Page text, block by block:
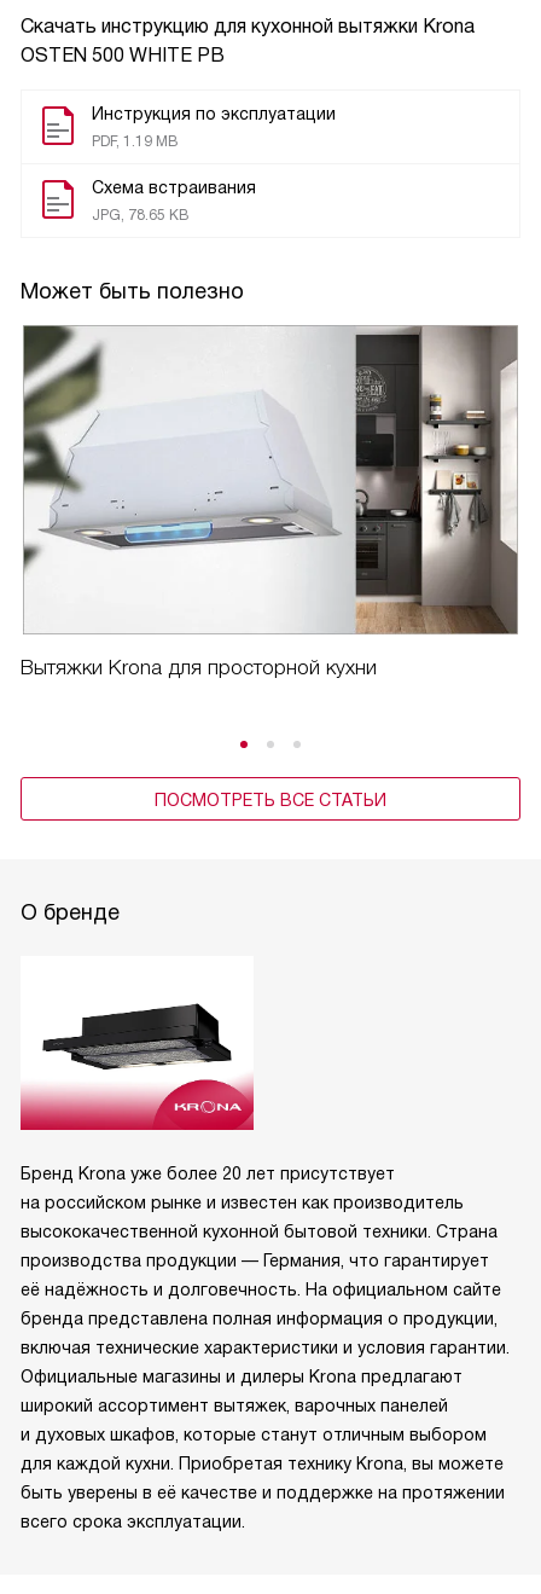
Скачать инструкцию для кухонной вытяжки Krona
OSTEN 500 WHITE PB
Инструкция по эксплуатации
PDF, 1.19 MB
Схема встраивания
JPG, 78.65 KB
Может быть полезно
Вытяжки Krona для просторной кухни
ПОСМОТРЕТЬ ВСЕ СТАТЬИ
меня, так как я ценю комфорт и спокойствие на своей
кухне.
осуществляется кнопочным способом, что очень удобно.
необходимую в зависимости от того, что я готовлю.
при этом потребляет минимальное количество энергии.
Несмотря на то, что моя кухня небольшая, это устройство
прекрасно справляется со своей работой.
Производительность в 455 м3/ч вполне достаточно для
моей кухни площадью 7 м2.
В комплекте идет угольный фильтр, что является
большим плюсом. Он помогает улучшить качество воздуха
на кухне, удаляя неприятные запахи.
Я доволен покупкой, и считаю, что это был хороший
этом не создавая лишнего шума и не нарушая гармонию
О бренде
Бренд Krona уже более 20 лет присутствует
на российском рынке и известен как производитель
высококачественной кухонной бытовой техники. Страна
производства продукции — Германия, что гарантирует
её надёжность и долговечность. На официальном сайте
бренда представлена полная информация о продукции,
включая технические характеристики и условия гарантии.
Официальные магазины и дилеры Krona предлагают
широкий ассортимент вытяжек, варочных панелей
и духовых шкафов, которые станут отличным выбором
для каждой кухни. Приобретая технику Krona, вы можете
быть уверены в её качестве и поддержке на протяжении
всего срока эксплуатации.